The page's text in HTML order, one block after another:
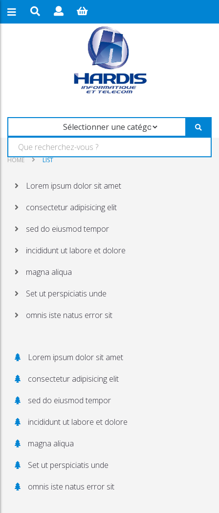
HOME LIST
Lorem ipsum dolor sit amet
consectetur adipisicing elit
sed do eiusmod tempor
incididunt ut labore et dolore
magna aliqua
Set ut perspiciatis unde
omnis iste natus error sit
Lorem ipsum dolor sit amet
consectetur adipisicing elit
sed do eiusmod tempor
incididunt ut labore et dolore
magna aliqua
Set ut perspiciatis unde
omnis iste natus error sit